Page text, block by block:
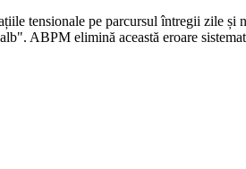
tensionale pe parcursul întregii zile și
ABPM elimină această eroare